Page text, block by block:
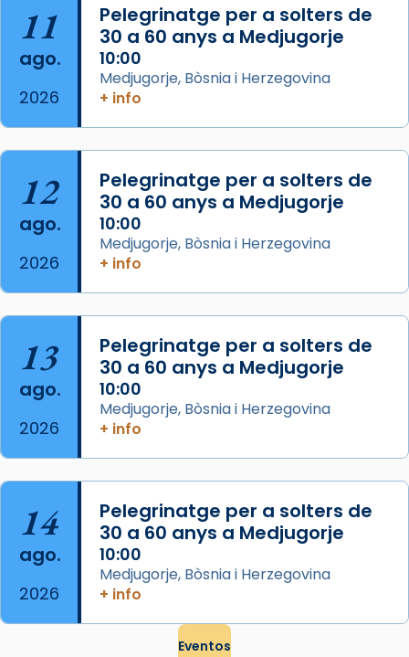
View on Facebook · Share
Arquebisbat de Barcelona
2 weeks ago
Acompanyant la història de sant Cugat, a
partir de l’Edat Mitjana sorgeix la tradició
que les santes Juliana (“relatiu a Júlia”) i
Semproniana (“relatiu a Semprònia =
eterna”) són deixebles seves. I l’any 1667, el
... Ver más
View on Facebook · Share
11
ago.
2026
Pelegrinatge per a solters de
30 a 60 anys a Medjugorje
10:00
Medjugorje, Bòsnia i Herzegovina
+ info
12
ago.
2026
Pelegrinatge per a solters de
30 a 60 anys a Medjugorje
10:00
Medjugorje, Bòsnia i Herzegovina
+ info
13
ago.
2026
Pelegrinatge per a solters de
30 a 60 anys a Medjugorje
10:00
Medjugorje, Bòsnia i Herzegovina
+ info
14
ago.
2026
Pelegrinatge per a solters de
30 a 60 anys a Medjugorje
10:00
Medjugorje, Bòsnia i Herzegovina
+ info
Eventos